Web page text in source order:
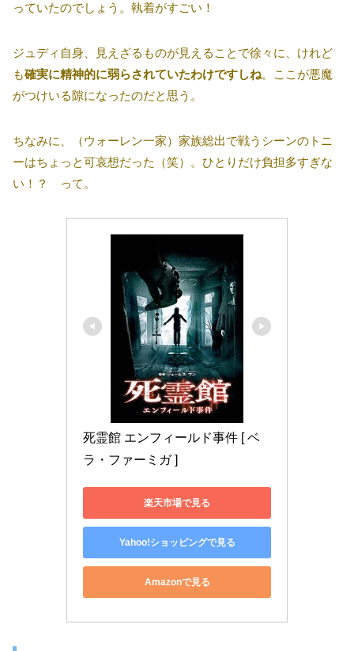
っていたのでしょう。執着がすごい！
ジュディ自身、見えざるものが見えることで徐々に、けれど
も確実に精神的に弱らされていたわけですしね。ここが悪魔
がつけいる隙になったのだと思う。
ちなみに、（ウォーレン一家）家族総出で戦うシーンのトニ
ーはちょっと可哀想だった（笑）。ひとりだけ負担多すぎな
い！？ って。
死霊館 エンフィールド事件 [ ベ
ラ・ファーミガ ]
楽天市場で見る
Yahoo!ショッピングで見る
Amazonで見る